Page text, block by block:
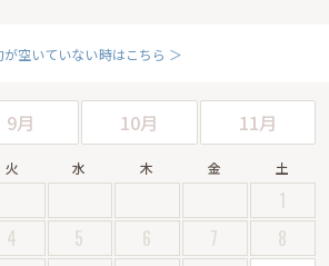
が空いていない時はこちら ＞
9月 10月 11月
火 水 木 金 土
1
4 5 6 7
8